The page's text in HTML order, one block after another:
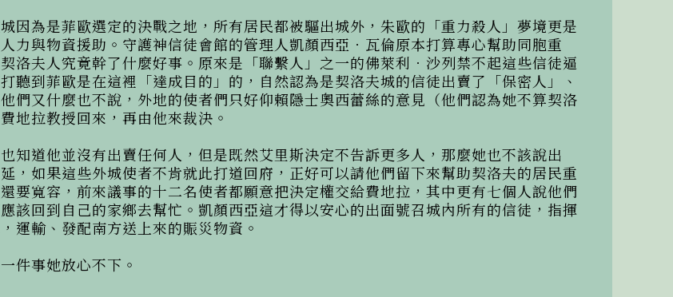
為是菲歐選定的決戰之地，所有居民都被驅出城外，朱歐的「重力殺人」夢境更是
力與物資援助。守護神信徒會館的管理人凱顏西亞．瓦倫原本打算專心幫助同胞重
洛夫人究竟幹了什麼好事。原來是「聯繫人」之一的佛萊利．沙列禁不起這些信徒逼
聽到菲歐是在這裡「達成目的」的，自然認為是契洛夫城的信徒出賣了「保密人」、
們又什麼也不說，外地的使者們只好仰賴隱士奧西蕾絲的意見（他們認為她不算契洛
地拉教授回來，再由他來裁決。
道他並沒有出賣任何人，但是既然艾里斯決定不告訴更多人，那麼她也不該說出
，如果這些外城使者不肯就此打道回府，正好可以請他們留下來幫助契洛夫的居民重
要寬容，前來議事的十二名使者都願意把決定權交給費地拉，其中更有七個人說他們
該回到自己的家鄉去幫忙。凱顏西亞這才得以安心的出面號召城內所有的信徒，指揮
運輸、發配南方送上來的賑災物資。
事她放心不下。